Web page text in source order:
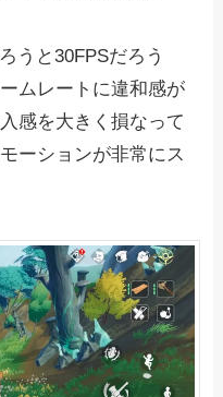
うと30FPSだろう
ムレートに違和感が
感を大きく損なって
ーションが非常にス